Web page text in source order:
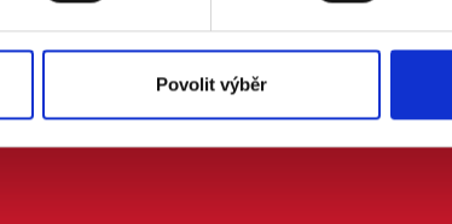
Povolit výběr